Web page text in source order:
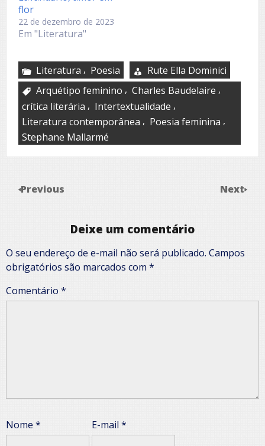
flor
22 de dezembro de 2023
Em "Literatura"
Literatura , Poesia
Rute Ella Dominici
Arquétipo feminino , Charles Baudelaire ,
crítica literária , Intertextualidade ,
Literatura contemporânea , Poesia feminina ,
Stephane Mallarmé
Previous Next
Deixe um comentário
O seu endereço de e-mail não será publicado. Campos
obrigatórios são marcados com *
Comentário *
Nome* E-mail *